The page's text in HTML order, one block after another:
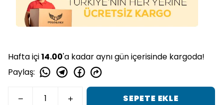
Hafta içi14.00'a kadar aynı gün içerisinde kargoda!
Paylaş:
SEPETE EKLE